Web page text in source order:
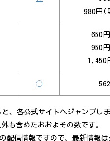
980円(
650
950
1,450
◯
各公式サイトへジャンプしま
も含めたおおよその数です。
配信情報ですので、最新情報は